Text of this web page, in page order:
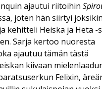
ajautui riitoihin
joten hän siirtyi
kehitteli Heiska ja Heta -
Sarja kertoo nuoresta
ajautuu tämän tästä
kiivaan
Felixin,